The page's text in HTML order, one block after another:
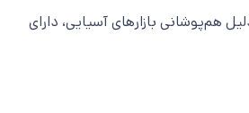
هم‌پوشانی بازارهای آسیایی، دارای